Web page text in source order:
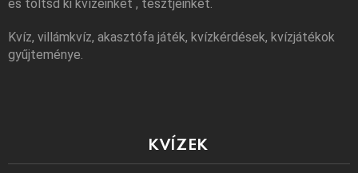
és töltsd ki kvízeinket , tesztjeinket.
Kvíz, villámkvíz, akasztófa játék, kvízkérdések, kvízjátékok
gyűjteménye.
KVÍZEK